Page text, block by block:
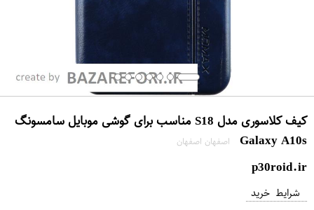
کیف کلاسوری مدل S18 مناسب برای گوشی موبایل سامسونگ
Galaxy A10s
اصفهان اصفهان
p30roid.ir
شرایط خرید